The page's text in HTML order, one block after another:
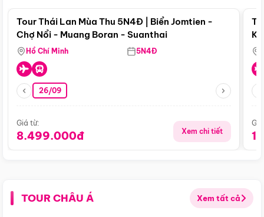
Tour Thái Lan Mùa Thu 5N4Đ | Biển Jomtien -
Chợ Nổi - Muang Boran - Suanthai
Hồ Chí Minh 5N4Đ
26/09
Giá từ:
8.499.000đ Xem chi tiết
TOUR CHÂU Á Xem tất cả
Điểm nổi bật